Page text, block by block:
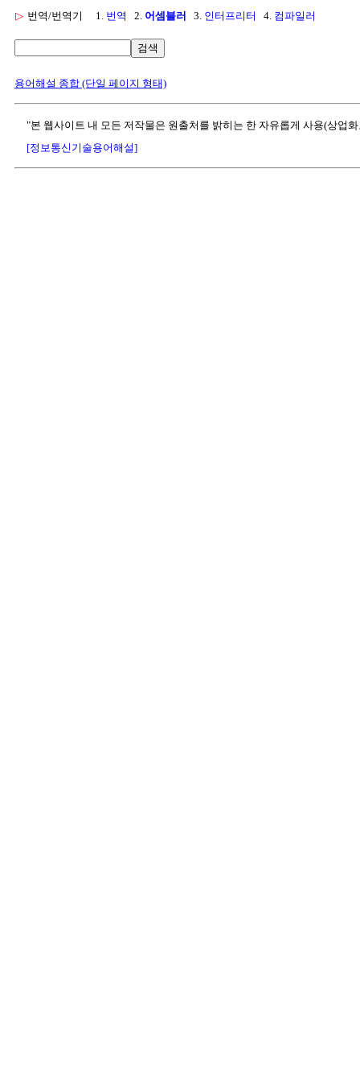
▷ 번역/번역기 1. 번역 2. 어셈블러 3. 인터프리터 4. 컴파일러
검색
용어해설 종합 (단일 페이지 형태)
"본 웹사이트 내 모든 저작물은 원출처를 밝히는 한 자유롭게 사용(상업
[정보통신기술용어해설]